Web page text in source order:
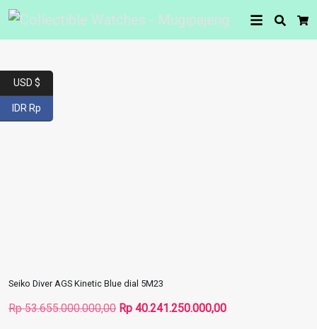
Seiko Diver AGS Kinetic Blue dial 5M23
Rp53.655.000.000,00 Harga
Rp 40.241.250.000,00Harga
USD $
IDR Rp